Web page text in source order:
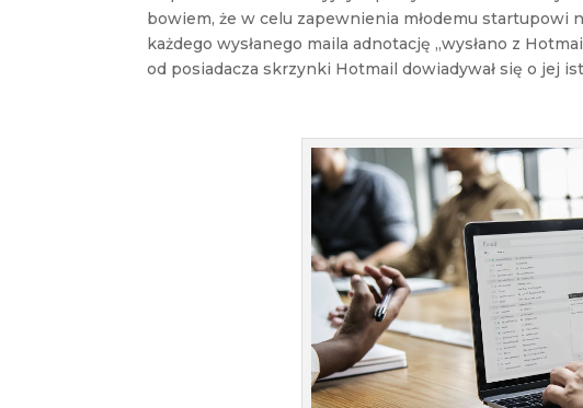
bowiem, że w celu zapewnienia młodemu startupowi
każdego wysłanego maila adnotację „wysłano z
od posiadacza skrzynki Hotmail dowiadywał się o jej